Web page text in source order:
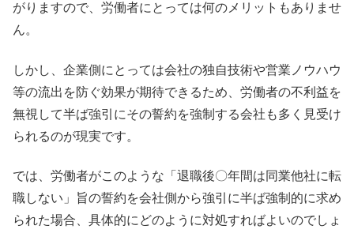
がりますので、労働者にとっては何のメリットもありませ
ん。
しかし、企業側にとっては会社の独自技術や営業ノウハウ
等の流出を防ぐ効果が期待できるため、労働者の不利益を
無視して半ば強引にその誓約を強制する会社も多く見受け
られるのが現実です。
では、労働者がこのような「退職後〇年間は同業他社に転
職しない」旨の誓約を会社側から強引に半ば強制的に求め
られた場合、具体的にどのように対処すればよいのでしょ